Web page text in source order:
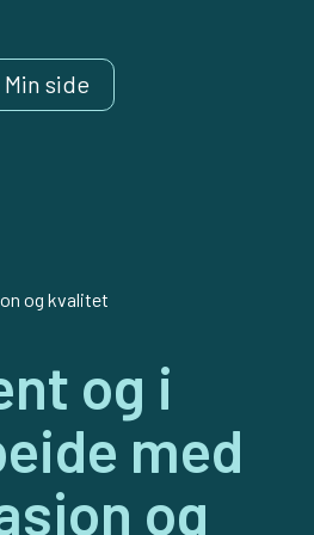
Min side
og kvalitet
og i
med
og